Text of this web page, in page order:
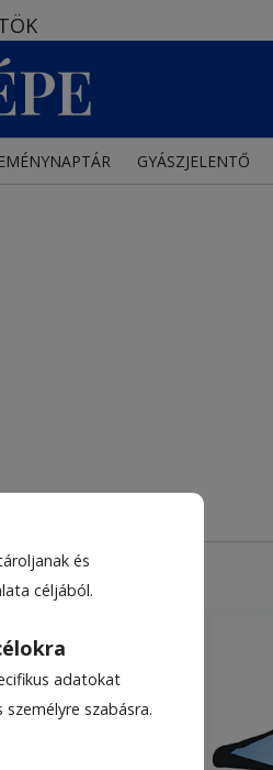
és
céljából.
adatokat
szabásra.
GYÁSZJELENTŐ